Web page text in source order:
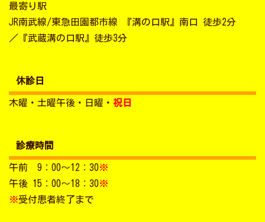
最寄り駅
JR南武線/東急田園都市線 『溝の口駅』南口 徒歩2分
／『武蔵溝の口駅』徒歩3分
休診日
木曜・土曜午後・日曜・ 祝日
診療時間
午前 9：00～12：30※
午後 15：00～18：30※
※受付患者終了まで